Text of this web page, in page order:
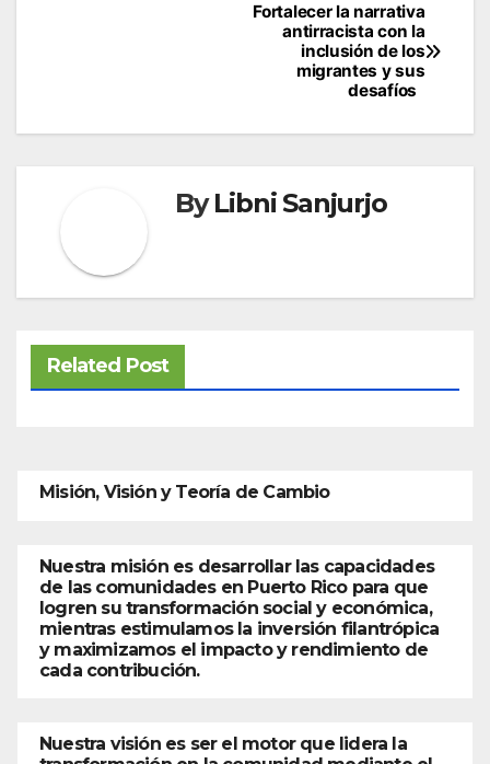
Fortalecer la narrativa
antirracista con la
inclusión de los
migrantes y sus
desafíos
ByLibni Sanjurjo
Related Post
Misión, Visión y Teoría de Cambio
Nuestra misión es desarrollar las capacidades
de las comunidades en Puerto Rico para que
logren su transformación social y económica,
mientras estimulamos la inversión filantrópica
y maximizamos el impacto y rendimiento de
cada contribución.
Nuestra visión es ser el motor que lidera la